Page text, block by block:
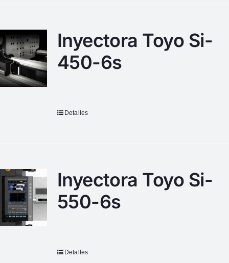
Inyectora Toyo Si-
450-6s
Detalles
Inyectora Toyo Si-
550-6s
Detalles